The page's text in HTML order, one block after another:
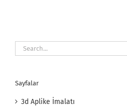
Search
for:
Sayfalar
3d Aplike İmalatı